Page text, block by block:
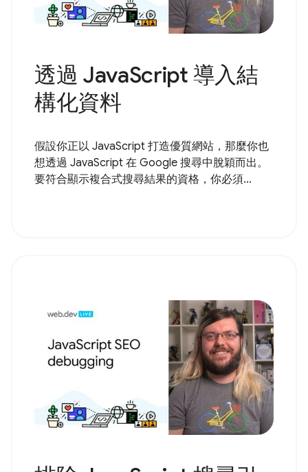
透過 JavaScript 導入結
構化資料
假設你正以 JavaScript 打造優質網站，那麼你也
想透過 JavaScript 在 Google 搜尋中脫穎而出。
要符合顯示複合式搜尋結果的資格，你必須...